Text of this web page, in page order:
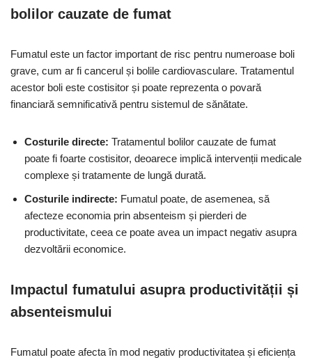
bolilor cauzate de fumat
Fumatul este un factor important de risc pentru numeroase boli
grave, cum ar fi cancerul și bolile cardiovasculare. Tratamentul
acestor boli este costisitor și poate reprezenta o povară
financiară semnificativă pentru sistemul de sănătate.
Costurile directe: Tratamentul bolilor cauzate de fumat
poate fi foarte costisitor, deoarece implică intervenții medicale
complexe și tratamente de lungă durată.
Costurile indirecte: Fumatul poate, de asemenea, să
afecteze economia prin absenteism și pierderi de
productivitate, ceea ce poate avea un impact negativ asupra
dezvoltării economice.
Impactul fumatului asupra productivității și
absenteismului
Fumatul poate afecta în mod negativ productivitatea și eficiența